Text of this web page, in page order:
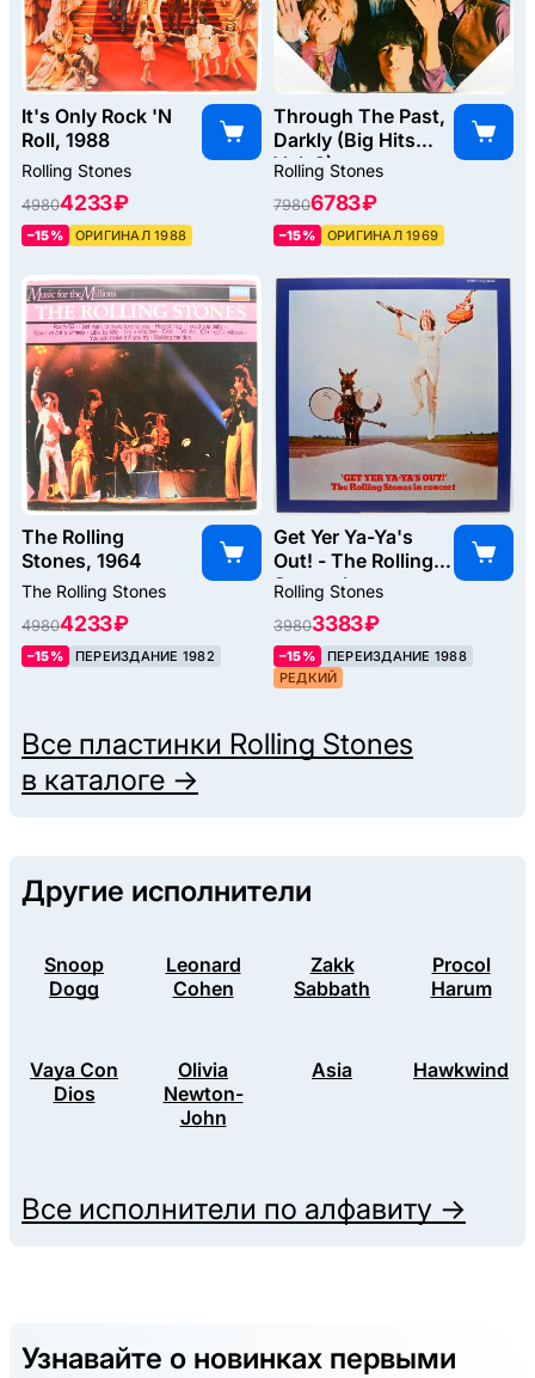
It's Only Rock 'N
Roll, 1988
Rolling Stones
49804233 ₽
–15% ОРИГИНАЛ 1988
Through The Past,
Darkly (Big Hits
Vol. 2)
(Octagonal), 1969
Rolling Stones
79806783 ₽
–15% ОРИГИНАЛ 1969
The Rolling
Stones, 1964
The Rolling Stones
49804233 ₽
–15% ПЕРЕИЗДАНИЕ 1982
Get Yer Ya-Ya's
Out! - The Rolling
Stones In
Concert, 1970
Rolling Stones
39803383 ₽
–15%
ПЕРЕИЗДАНИЕ 1988
РЕДКИЙ
Все пластинки Rolling Stones
в каталоге →
Другие исполнители
Snoop
Dogg
Leonard
Cohen
Zakk
Sabbath
Procol
Harum
Vaya Con
Dios
Olivia
Newton-
John
Asia Hawkwind
Все исполнители по алфавиту →
Узнавайте о новинках первыми